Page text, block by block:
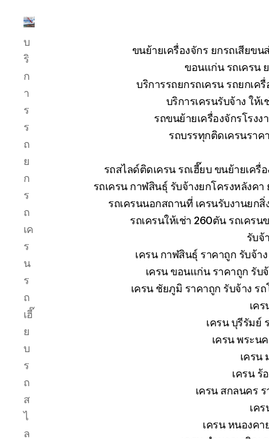
รถ
ยก
รถ
รถ
เฮี๊ยบ
รถ
ขนส่ง
เครื่องจักร
โทร
บ
ริ
ก
า
ร
ร
ถ
ย
ก
ร
ถ
เค
ร
น
ร
ถ
เฮี๊
ย
บ
ร
ถ
ส
ไ
ล
ขนย้ายเครื่องจักร ยกรถเสียข
ขอนแก่น รถเครน
บริการรถยกรถเครน รถยกเค
บริการเครนรับจ้าง ให้
รถขนย้ายเครื่องจักรโรง
รถบรรทุกติดเครนราค
รถสไลด์ติดเครน รถเฮี๊ยบ ขนย้ายเค
รถเครน กาฬสินธุ์ รับจ้างยกโครงหลังคา
รถเครนนอกสถานที่ เครนรับงานยก
รถเครนให้เช่า 260ตัน รถเคร
รับจ้
เครน กาฬสินธุ์ ราคาถูก รับจ้า
เครน ขอนแก่น ราคาถูก รับ
เครน ชัยภูมิ ราคาถูก รับจ้าง ร
เค
เครน บุรีรัมย์
เครน พระน
เครน
เครน ร้
เครน สกลนคร
เค
เครน หนองคา